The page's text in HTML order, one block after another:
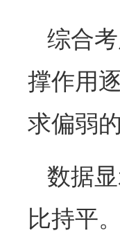
综合
撑作用
求偏弱
数据
比持平